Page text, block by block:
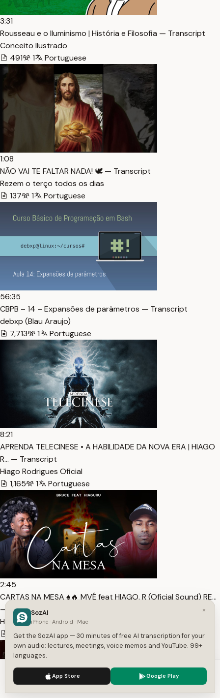
3:31
Rousseau e o Iluminismo | História e Filosofia — Transcript
Conceito Ilustrado
491
1 Portuguese
1:08
NÃO VAI TE FALTAR NADA! 🕊️ — Transcript
Rezem o terço todos os dias
137
1 Portuguese
56:35
CBPB – 14 – Expansões de parâmetros — Transcript
debxp (Blau Araujo)
7,713
1 Portuguese
8:21
APRENDA TELECINESE • A HABILIDADE DA NOVA ERA | HIAGO
R… — Transcript
Hiago Rodrigues Oficial
1,165
1 Portuguese
2:45
CARTAS NA MESA ♠️🔥 MVÊ feat HIAGO. R (Oficial Sound) RE…
— Transcript
Hiago Rodrigues Oficial
94
1 Portuguese
We use cookies to enhance your experience.
×
SozAI
iPhone · Android · Mac
Get the SozAI app — 30 minutes of free AI transcription for your
own audio: lectures, meetings, voice memos and YouTube. 99+
languages.
App Store Google Play